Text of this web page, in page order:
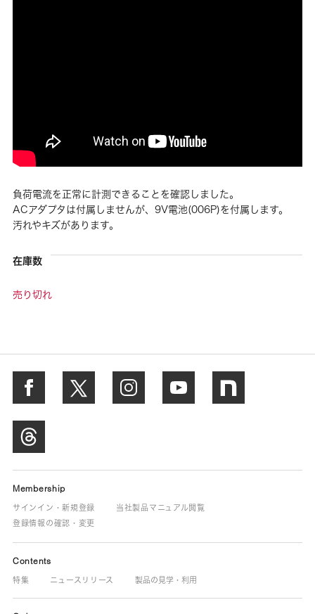
負荷電流を正常に計測できることを確認しました。
ACアダプタは付属しませんが、9V電池(006P)を付属します。
汚れやキズがあります。
在庫数
売り切れ
Membership
サインイン・新規登録
当社製品マニュアル閲覧
登録情報の確認・変更
Contents
特集 ニュースリリース 製品の見学・利用